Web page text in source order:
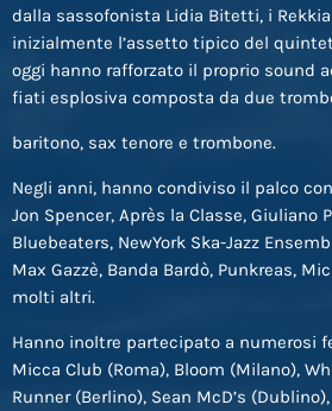
dalla sassofonista Lidia Bitetti, i
inizialmente l’assetto tipico del
oggi hanno rafforzato il proprio sound
fiati esplosiva composta da due
baritono, sax tenore e trombone.
Negli anni, hanno condiviso il palco
Jon Spencer, Après la Classe, Giuliano
Bluebeaters, NewYork Ska-Jazz
Max Gazzè, Banda Bardò, Punkreas,
molti altri.
Hanno inoltre partecipato a numerosi
Micca Club (Roma), Bloom (Milano),
Runner (Berlino), Sean McD’s